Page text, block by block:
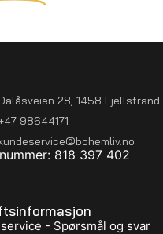
28, 1458 Fjellstrand
98644171
818 397 402
- Spørsmål og svar